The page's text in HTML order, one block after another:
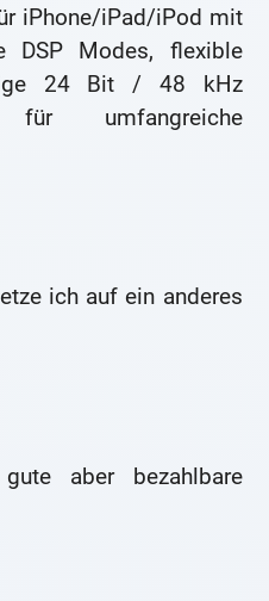
iPhone/iPad/iPod mit
DSP Modes, flexible
24 Bit / 48 kHz
umfangreiche
ich auf ein anderes
aber bezahlbare